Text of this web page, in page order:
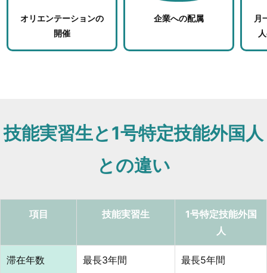
オリエンテーションの
開催
企業への配属
月
技能実習生と1号特定技能外国人
との違い
項目 技能実習生
1号特定技能外国
人
滞在年数 最長3年間 最長5年間